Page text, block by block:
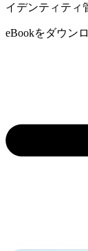
イデンティティ
eBookをダウン